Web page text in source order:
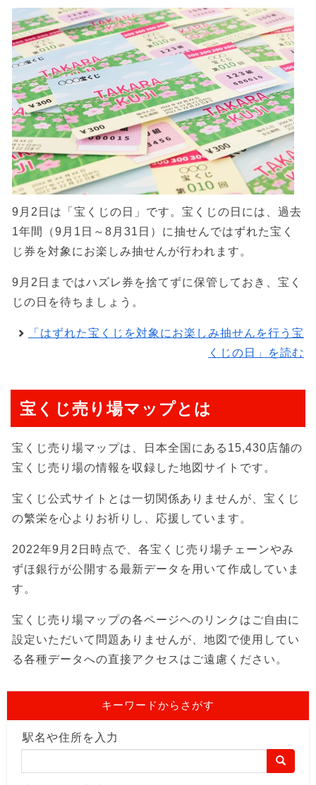
9月2日は「宝くじの日」です。宝くじの日には、過去
1年間（9月1日～8月31日）に抽せんではずれた宝く
じ券を対象にお楽しみ抽せんが行われます。
9月2日まではハズレ券を捨てずに保管しておき、宝く
じの日を待ちましょう。
「はずれた宝くじを対象にお楽しみ抽せんを行う宝
くじの日」を読む
宝くじ売り場マップとは
宝くじ売り場マップは、日本全国にある15,430店舗の
宝くじ売り場の情報を収録した地図サイトです。
宝くじ公式サイトとは一切関係ありませんが、宝くじ
の繁栄を心よりお祈りし、応援しています。
2022年9月2日時点で、各宝くじ売り場チェーンやみ
ずほ銀行が公開する最新データを用いて作成していま
す。
宝くじ売り場マップの各ページヘのリンクはご自由に
設定いただいて問題ありませんが、地図で使用してい
る各種データへの直接アクセスはご遠慮ください。
キーワードからさがす
駅名や住所を入力